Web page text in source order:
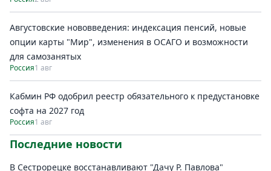
Августовские нововведения: индексация пенсий, новые
опции карты "Мир", изменения в ОСАГО и возможности
для самозанятых
Россия1 авг
Кабмин РФ одобрил реестр обязательного к предустановке
софта на 2027 год
Россия1 авг
Последние новости
В Сестрорецке восстанавливают "Дачу Р. Павлова"